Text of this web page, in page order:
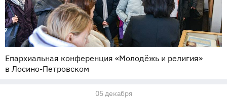
Епархиальная конференция «Молодёжь и религия»
в Лосино-Петровском
05 декабря